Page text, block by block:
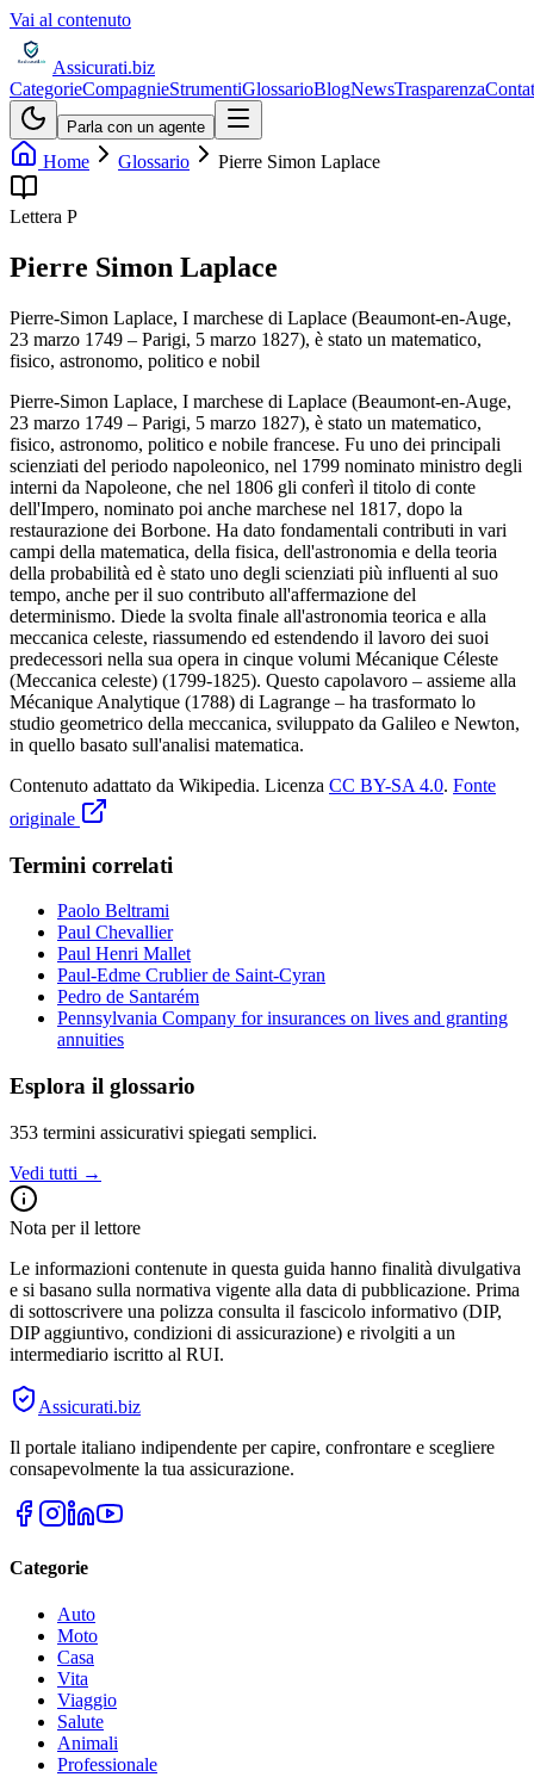
Vai al contenuto
Assicurati.biz
CategorieCompagnieStrumentiGlossarioBlogNewsTrasparenza
Parla con un agente
Home Glossario Pierre Simon Laplace
Lettera P
Pierre Simon Laplace
Pierre-Simon Laplace, I marchese di Laplace (Beaumont-en-Auge,
23 marzo 1749 – Parigi, 5 marzo 1827), è stato un matematico,
fisico, astronomo, politico e nobil
Pierre-Simon Laplace, I marchese di Laplace (Beaumont-en-Auge,
23 marzo 1749 – Parigi, 5 marzo 1827), è stato un matematico,
fisico, astronomo, politico e nobile francese. Fu uno dei principali
scienziati del periodo napoleonico, nel 1799 nominato ministro degli
interni da Napoleone, che nel 1806 gli conferì il titolo di conte
dell'Impero, nominato poi anche marchese nel 1817, dopo la
restaurazione dei Borbone. Ha dato fondamentali contributi in vari
campi della matematica, della fisica, dell'astronomia e della teoria
della probabilità ed è stato uno degli scienziati più influenti al suo
tempo, anche per il suo contributo all'affermazione del
determinismo. Diede la svolta finale all'astronomia teorica e alla
meccanica celeste, riassumendo ed estendendo il lavoro dei suoi
predecessori nella sua opera in cinque volumi Mécanique Céleste
(Meccanica celeste) (1799-1825). Questo capolavoro – assieme alla
Mécanique Analytique (1788) di Lagrange – ha trasformato lo
studio geometrico della meccanica, sviluppato da Galileo e Newton,
in quello basato sull'analisi matematica.
Contenuto adattato da Wikipedia. Licenza CC BY-SA 4.0. Fonte
originale
Termini correlati
Paolo Beltrami
Paul Chevallier
Paul Henri Mallet
Paul-Edme Crublier de Saint-Cyran
Pedro de Santarém
Pennsylvania Company for insurances on lives and granting
annuities
Esplora il glossario
353 termini assicurativi spiegati semplici.
Vedi tutti →
Nota per il lettore
Le informazioni contenute in questa guida hanno finalità divulgativa
e si basano sulla normativa vigente alla data di pubblicazione. Prima
di sottoscrivere una polizza consulta il fascicolo informativo (DIP,
DIP aggiuntivo, condizioni di assicurazione) e rivolgiti a un
intermediario iscritto al RUI.
Assicurati.biz
Il portale italiano indipendente per capire, confrontare e scegliere
consapevolmente la tua assicurazione.
Categorie
Auto
Moto
Casa
Vita
Viaggio
Salute
Animali
Professionale